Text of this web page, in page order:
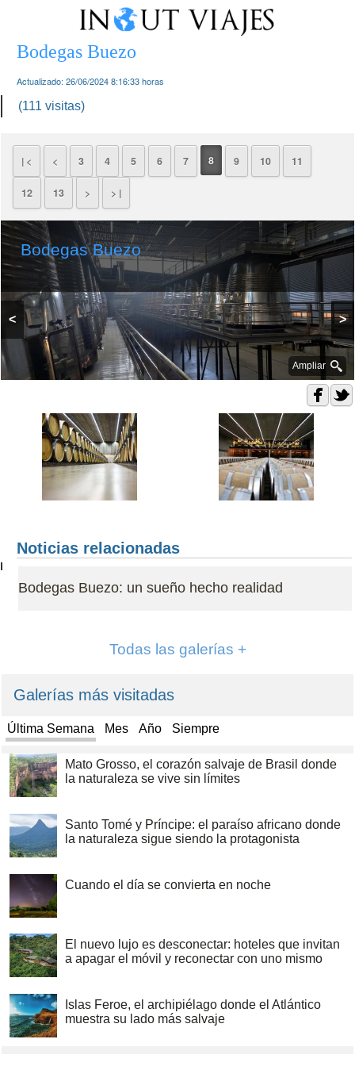
Bodegas Buezo
Actualizado: 26/06/2024 8:16:33horas
(111 visitas)
| < < 3 4 5 6 7 8 9 10 11
12 13 > > |
Bodegas Buezo
Ampliar
< >
Noticias relacionadas
Bodegas Buezo: un sueño hecho realidad
Todas las galerías +
Galerías más visitadas
Última Semana Mes Año Siempre
Mato Grosso, el corazón salvaje de Brasil donde
la naturaleza se vive sin límites
Santo Tomé y Príncipe: el paraíso africano donde
la naturaleza sigue siendo la protagonista
Cuando el día se convierta en noche
El nuevo lujo es desconectar: hoteles que invitan
a apagar el móvil y reconectar con uno mismo
Islas Feroe, el archipiélago donde el Atlántico
muestra su lado más salvaje